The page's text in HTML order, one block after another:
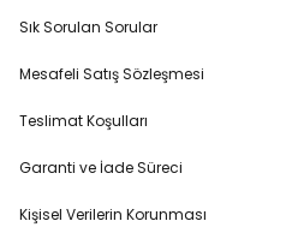
Sık Sorulan Sorular
Mesafeli Satış Sözleşmesi
Teslimat Koşulları
Garanti ve İade Süreci
Kişisel Verilerin Korunması